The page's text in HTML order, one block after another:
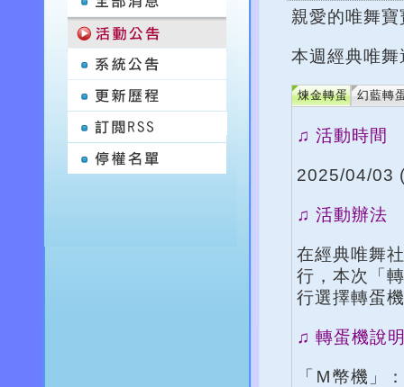
親愛的唯舞
本週經典唯
煉金轉蛋 幻藍轉
♫ 活動時間
2025/04/03
♫ 活動辦法
在經典唯舞
行，本次「
行選擇轉蛋
♫ 轉蛋機說
「Ｍ幣機」